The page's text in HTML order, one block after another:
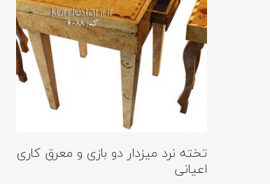
اطلاعات بیشتر
تخته نرد میزدار دو بازی و معرق کاری
اعیانی